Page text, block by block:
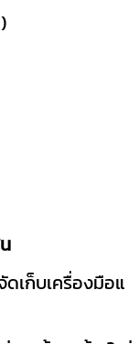
ดเก็บเครื่องมือแ